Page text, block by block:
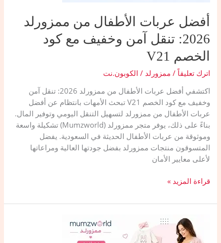
V21أفضل عربات الأطفال من ممزورلد
2026: تنقل آمن وخفيف مع كود
الخصم V21
اترك تعليقاً / ممزورلد / الكوبون.نت
اكتشفي أفضل عربات الأطفال من ممزورلد 2026: تنقل آمن
وخفيف مع كود الخصم V21 ​تبحث الأمهات بانتظام عن أفضل
عربات الأطفال من ممزورلد لتسهيل التنقل اليومي وتوفير المال.
بناءً على ذلك، يوفر متجر ممزورلد (Mumzworld) تشكيلة واسعة
وموثوقة من عربات الأطفال الحديثة في السعودية. يفضل
المتسوقون منتجات ممزورلد بفضل جودتها العالية ومراعاتها
لأعلى معايير الأمان
أفضل
الأطفال
ممزورلد
2026:
قراءة المزيد »